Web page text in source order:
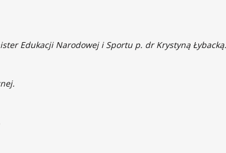
Edukacji Narodowej i Sportu p. dr Krystyną Łybacką.